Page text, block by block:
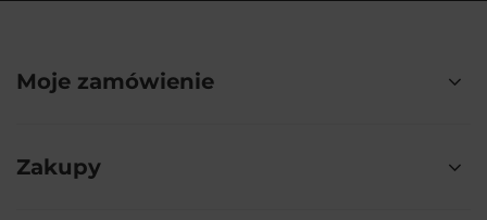
Moje zamówienie
Zakupy